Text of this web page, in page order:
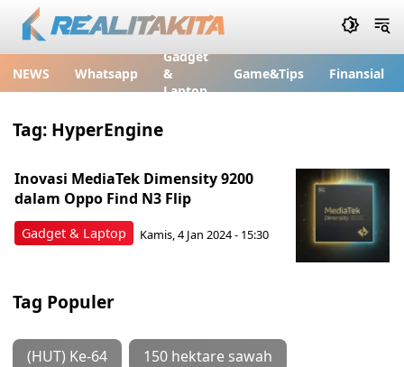
NEWS Whatsapp
Gadget
&
Laptop
Game&Tips Finansial
Tag: HyperEngine
Gadget & Laptop
Inovasi MediaTek Dimensity 9200
dalam Oppo Find N3 Flip
Kamis, 4 Jan 2024 - 15:30
Tag Populer
(HUT) Ke-64 150 hektare sawah